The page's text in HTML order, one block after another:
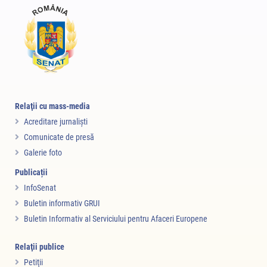
Relaţii cu mass-media
Acreditare jurnalişti
Comunicate de presă
Galerie foto
Publicații
InfoSenat
Buletin informativ GRUI
Buletin Informativ al Serviciului pentru Afaceri Europene
Relaţii publice
Petiţii